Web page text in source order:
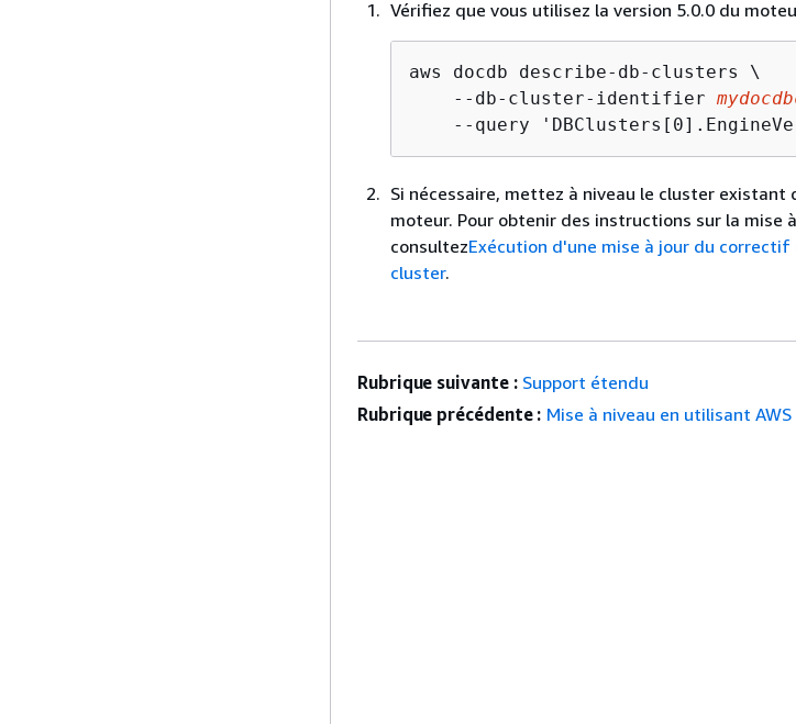
Vérifiez que vous utilisez la version 5.0.0 du
aws docdb describe-db-clusters \
    --db-cluster-identifier
--query
Si nécessaire, mettez à niveau le cluster existant
moteur. Pour obtenir des instructions sur la mise
consultezExécution d'une mise à jour du
cluster.
Rubrique suivante : Support étendu
Rubrique précédente : Mise à niveau en utilisant AWS